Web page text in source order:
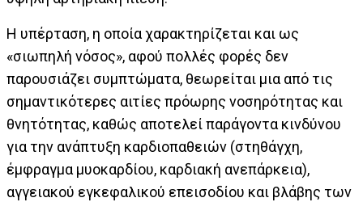
Η υπέρταση, η οποία χαρακτηρίζεται και ως
«σιωπηλή νόσος», αφού πολλές φορές δεν
παρουσιάζει συμπτώματα, θεωρείται μια από τις
σημαντικότερες αιτίες πρόωρης νοσηρότητας και
θνητότητας, καθώς αποτελεί παράγοντα κινδύνου
για την ανάπτυξη καρδιοπαθειών (στηθάγχη,
έμφραγμα μυοκαρδίου, καρδιακή ανεπάρκεια),
αγγειακού εγκεφαλικού επεισοδίου και βλάβης των